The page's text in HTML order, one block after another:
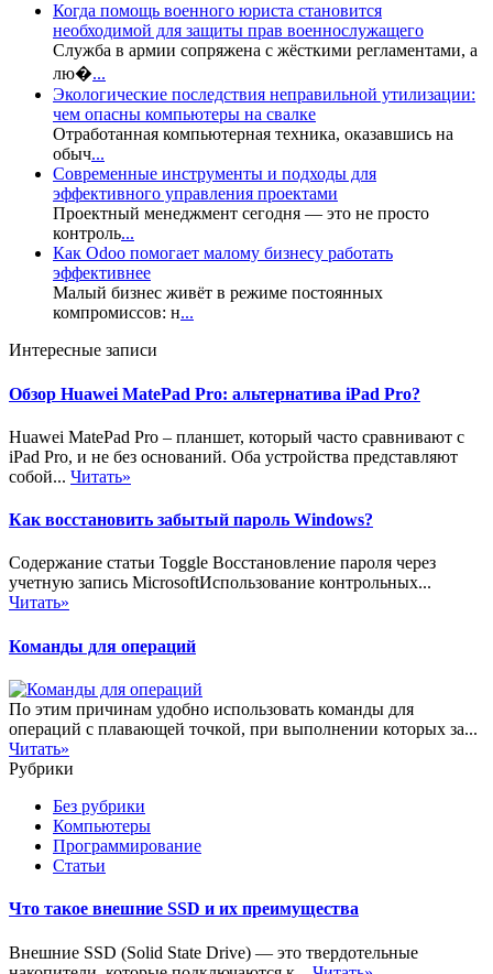
Когда помощь военного юриста становится
необходимой для защиты прав военнослужащего
Служба в армии сопряжена с жёсткими регламентами, а
лю�...
Экологические последствия неправильной утилизации:
чем опасны компьютеры на свалке
Отработанная компьютерная техника, оказавшись на
обыч...
Современные инструменты и подходы для
эффективного управления проектами
Проектный менеджмент сегодня — это не просто
контроль...
Как Odoo помогает малому бизнесу работать
эффективнее
Малый бизнес живёт в режиме постоянных
компромиссов: н...
Интересные записи
Обзор Huawei MatePad Pro: альтернатива iPad Pro?
Huawei MatePad Pro – планшет, который часто сравнивают с
iPad Pro, и не без оснований. Оба устройства представляют
собой... Читать»
Как восстановить забытый пароль Windows?
Содержание статьи Toggle Восстановление пароля через
учетную запись MicrosoftИспользование контрольных...
Читать»
Команды для операций
По этим причинам удобно использовать команды для
операций с плавающей точкой, при выполнении которых за...
Читать»
Рубрики
Без рубрики
Компьютеры
Программирование
Статьи
Что такое внешние SSD и их преимущества
Внешние SSD (Solid State Drive) — это твердотельные